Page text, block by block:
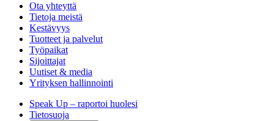
Ota yhteyttä
Tietoja meistä
Kestävyys
Tuotteet ja palvelut
Työpaikat
Sijoittajat
Uutiset & media
Yrityksen hallinnointi
Speak Up – raportoi huolesi
Tietosuoja